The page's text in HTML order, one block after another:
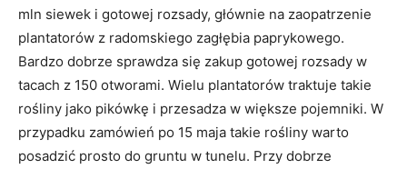
mln siewek i gotowej rozsady, głównie na zaopatrzenie
plantatorów z radomskiego zagłębia paprykowego.
Bardzo dobrze sprawdza się zakup gotowej rozsady w
tacach z 150 otworami. Wielu plantatorów traktuje takie
rośliny jako pikówkę i przesadza w większe pojemniki. W
przypadku zamówień po 15 maja takie rośliny warto
posadzić prosto do gruntu w tunelu. Przy dobrze